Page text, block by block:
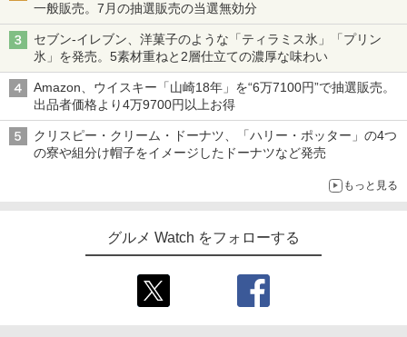
一般販売。7月の抽選販売の当選無効分
セブン-イレブン、洋菓子のような「ティラミス氷」「プリン
氷」を発売。5素材重ねと2層仕立ての濃厚な味わい
Amazon、ウイスキー「山崎18年」を“6万7100円”で抽選販売。
出品者価格より4万9700円以上お得
クリスピー・クリーム・ドーナツ、「ハリー・ポッター」の4つ
の寮や組分け帽子をイメージしたドーナツなど発売
もっと見る
グルメ Watch をフォローする